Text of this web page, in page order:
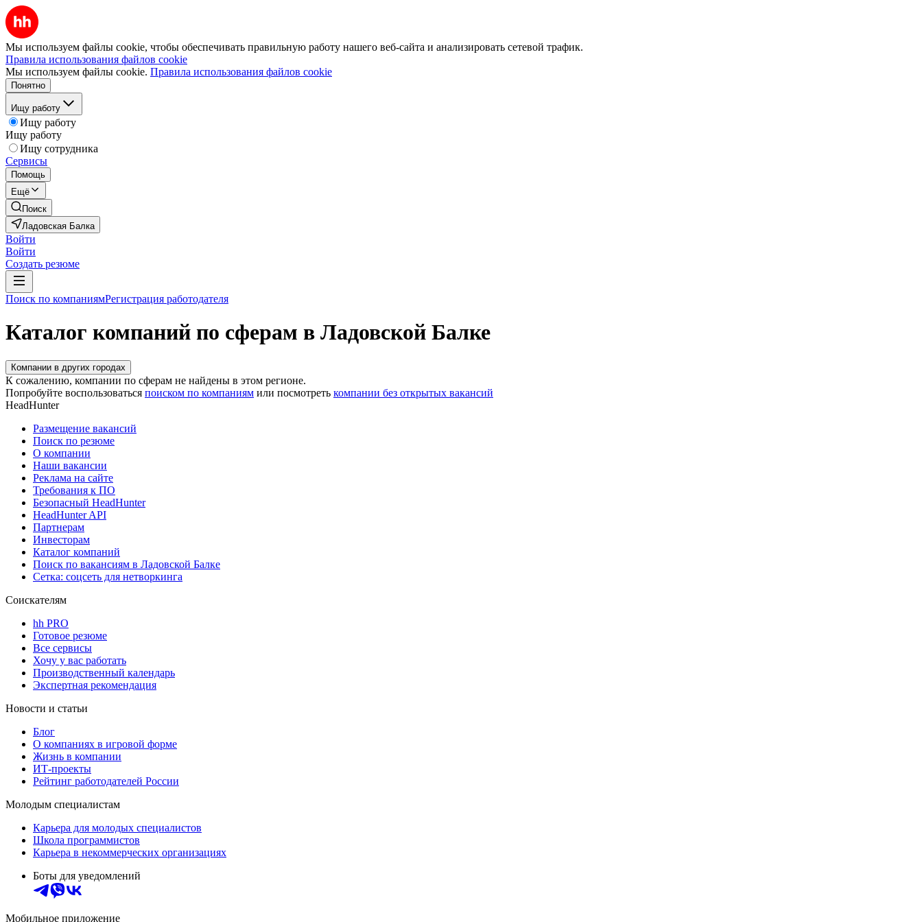
Мы используем файлы cookie, чтобы обеспечивать правильную работу нашего веб-сайта и анализировать сетевой трафик.
Правила использования файлов cookie
Мы используем файлы cookie. Правила использования файлов cookie
Понятно
Ищу работу
Ищу работу
Ищу работу
Ищу сотрудника
Сервисы
Помощь
Ещё
Поиск
Ладовская Балка
Войти
Войти
Создать резюме
Поиск по компаниямРегистрация работодателя
Каталог компаний по сферам в Ладовской Балке
Компании в других городах
К сожалению, компании по сферам не найдены в этом регионе.
Попробуйте воспользоваться поиском по компаниям или посмотреть компании без открытых вакансий
HeadHunter
Размещение вакансий
Поиск по резюме
О компании
Наши вакансии
Реклама на сайте
Требования к ПО
Безопасный HeadHunter
HeadHunter API
Партнерам
Инвесторам
Каталог компаний
Поиск по вакансиям в Ладовской Балке
Сетка: соцсеть для нетворкинга
Соискателям
hh PRO
Готовое резюме
Все сервисы
Хочу у вас работать
Производственный календарь
Экспертная рекомендация
Новости и статьи
Блог
О компаниях в игровой форме
Жизнь в компании
ИТ-проекты
Рейтинг работодателей России
Молодым специалистам
Карьера для молодых специалистов
Школа программистов
Карьера в некоммерческих организациях
Боты для уведомлений
Мобильное приложение